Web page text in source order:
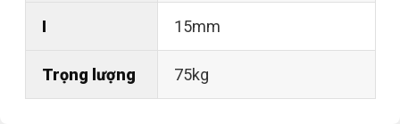
I 15mm
Trọng lượng 75kg